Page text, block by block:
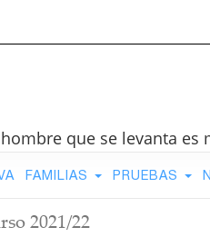
que se levanta es
FAMILIAS PRUEBAS
2021/22